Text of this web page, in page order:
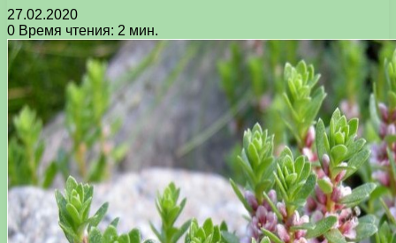
27.02.2020
0 Время чтения: 2 мин.